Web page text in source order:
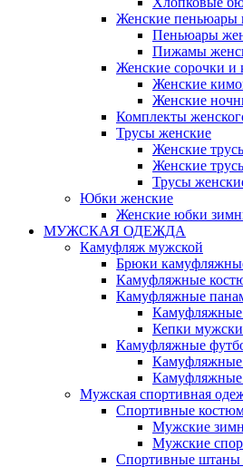
Женские
Пеньюары
Пижамы
Женские сорочки и
Женские
Женские
Комплекты
Трусы женские
Женские
Женские
Трусы
Юбки женские
Женские юбки
МУЖСКАЯ ОДЕЖДА
Камуфляж мужской
Брюки
Камуфляжные
Камуфляжные
Кепки
Камуфляжные
Камуфляжные
Мужская спортивная
Спортивные
Мужские
Мужские
Спортивные штаны